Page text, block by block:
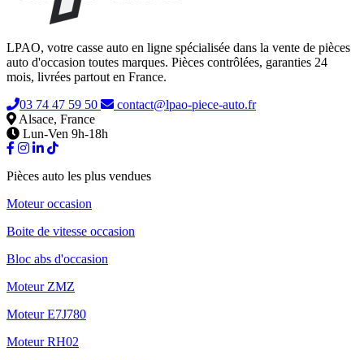
LPAO, votre casse auto en ligne spécialisée dans la vente de pièces
auto d'occasion toutes marques. Pièces contrôlées, garanties 24
mois, livrées partout en France.
03 74 47 59 50
contact@lpao-piece-auto.fr
Alsace, France
Lun-Ven 9h-18h
Pièces auto les plus vendues
Moteur occasion
Boite de vitesse occasion
Bloc abs d'occasion
Moteur ZMZ
Moteur E7J780
Moteur RH02